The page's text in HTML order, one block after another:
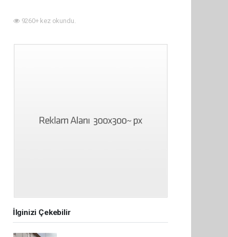
9260+ kez okundu.
İlginizi Çekebilir